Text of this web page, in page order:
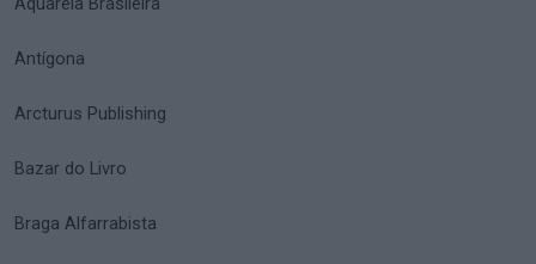
Antígona
Arcturus Publishing
Bazar do Livro
Braga Alfarrabista